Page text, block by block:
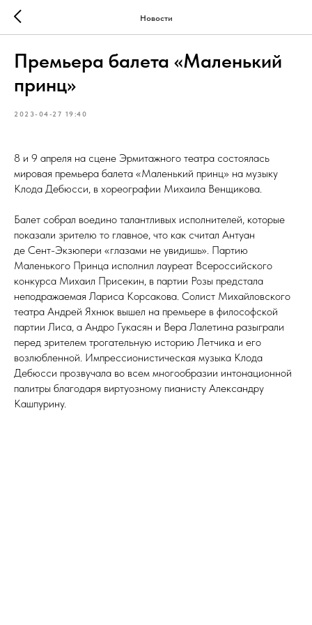
Новости
Премьера балета «Маленький
принц»
2023-04-27 19:40
8 и 9 апреля на сцене Эрмитажного театра состоялась
мировая премьера балета «Маленький принц» на музыку
Клода Дебюсси, в хореографии Михаила Венщикова.
Балет собрал воедино талантливых исполнителей, которые
показали зрителю то главное, что как считал Антуан
де Сент-Экзюпери «глазами не увидишь». Партию
Маленького Принца исполнил лауреат Всероссийского
конкурса Михаил Присекин, в партии Розы предстала
неподражаемая Лариса Корсакова. Солист Михайловского
театра Андрей Яхнюк вышел на премьере в философской
партии Лиса, а Андро Гукасян и Вера Лалетина разыграли
перед зрителем трогательную историю Летчика и его
возлюбленной. Импрессионистическая музыка Клода
Дебюсси прозвучала во всем многообразии интонационной
палитры благодаря виртуозному пианисту Александру
Кашпурину.